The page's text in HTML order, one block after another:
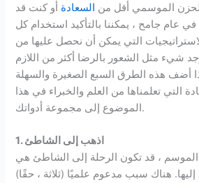
الموسمي أقل من السعادة أو كنت قد
عام جامح ، يمكننا بالتأكيد استخدام كل
التي يمكن أن نحصل عليها من
شيء مثل الشعور بالرضا أكثر من اللازم
أضف هذه الطرق السبع الصغيرة والسهلة
التي تعلمناها من العلم والخبراء في هذا
الموضوع إلى مجموعة أدواتك.
1. اذهب إلى الشاطئ
، قد تكون الرحلة إلى الشاطئ هي
إليها. هناك سبب مدعوم علميًا (ثلاثة ، حقًا)